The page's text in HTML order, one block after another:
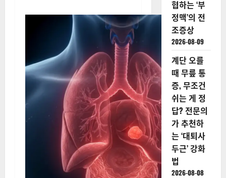
협하는 ‘부
정맥’의 전
조증상
2026-08-09
계단 오를
때 무릎 통
증, 무조건
쉬는 게 정
답? 전문의
가 추천하
는 ‘대퇴사
두근’ 강화
법
2026-08-08